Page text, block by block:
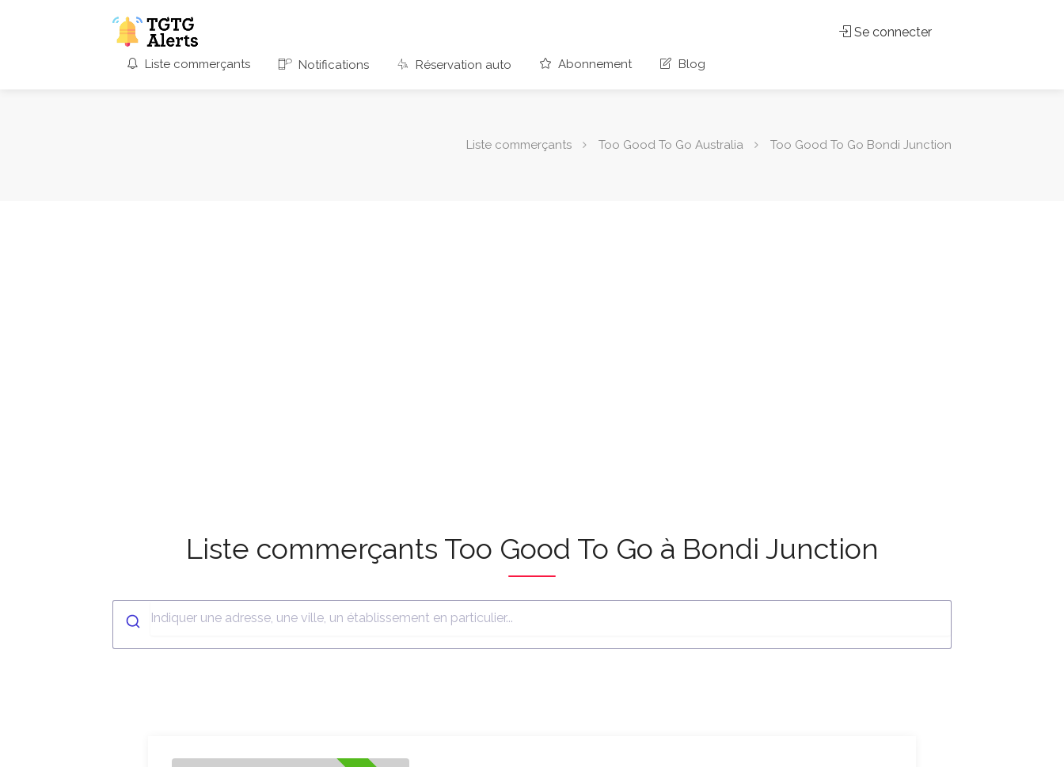
Liste commerçants Notifications Réservation auto Abonnement Blog
Se connecter
Liste commerçants Too Good To Go Australia Too Good To Go Bondi Junction
Liste commerçants Too Good To Go à Bondi Junction